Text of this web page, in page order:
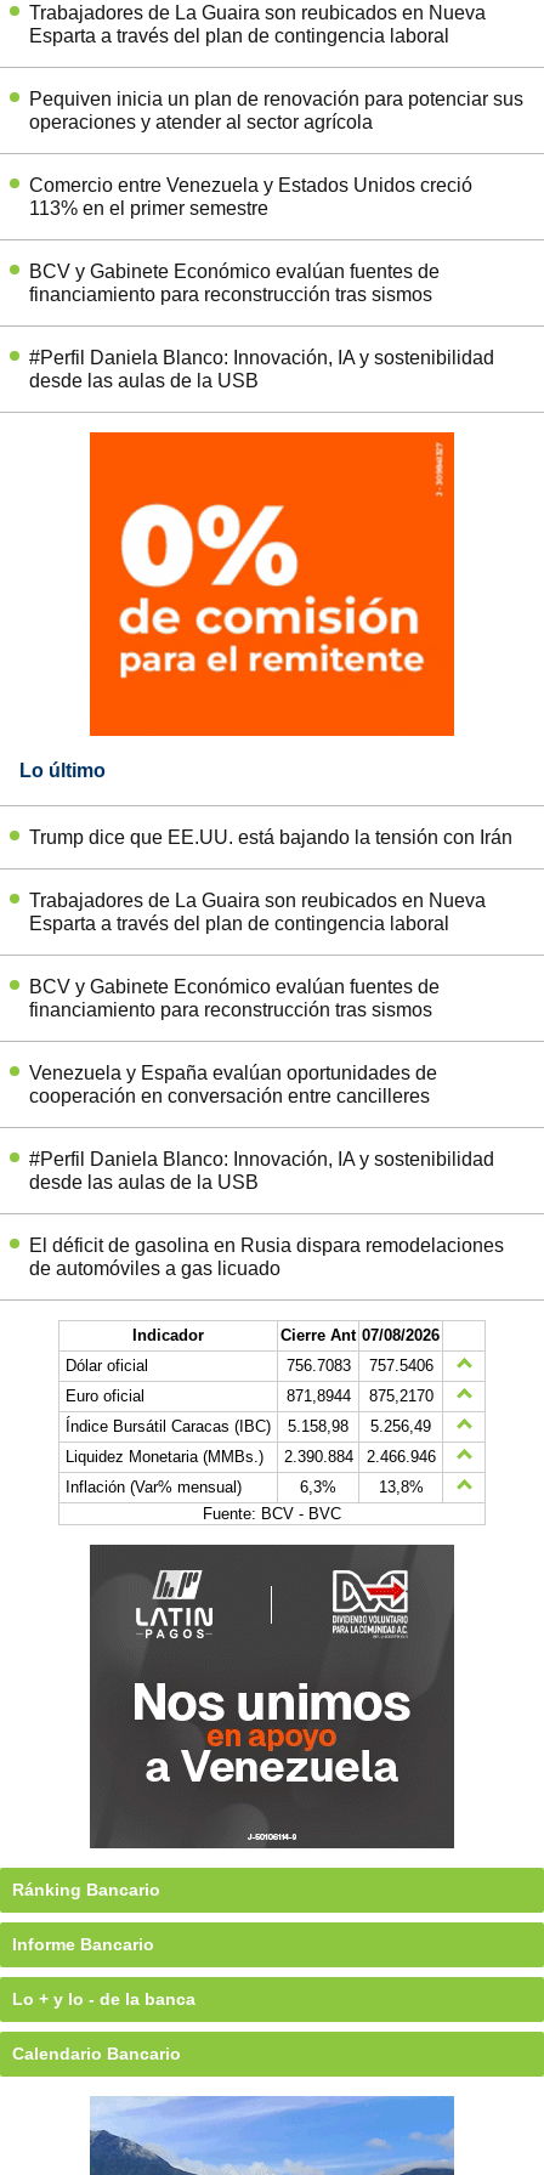
Trabajadores de La Guaira son reubicados en Nueva
Esparta a través del plan de contingencia laboral
Pequiven inicia un plan de renovación para potenciar sus
operaciones y atender al sector agrícola
Comercio entre Venezuela y Estados Unidos creció
113% en el primer semestre
BCV y Gabinete Económico evalúan fuentes de
financiamiento para reconstrucción tras sismos
#Perfil Daniela Blanco: Innovación, IA y sostenibilidad
desde las aulas de la USB
Lo último
Trump dice que EE.UU. está bajando la tensión con Irán
Trabajadores de La Guaira son reubicados en Nueva
Esparta a través del plan de contingencia laboral
BCV y Gabinete Económico evalúan fuentes de
financiamiento para reconstrucción tras sismos
Venezuela y España evalúan oportunidades de
cooperación en conversación entre cancilleres
#Perfil Daniela Blanco: Innovación, IA y sostenibilidad
desde las aulas de la USB
El déficit de gasolina en Rusia dispara remodelaciones
de automóviles a gas licuado
Indicador Cierre Ant 07/08/2026
Dólar oficial
756.7083
757.5406
Euro oficial
871,8944
875,2170
Índice Bursátil Caracas (IBC)
5.158,98
5.256,49
Liquidez Monetaria (MMBs.)
2.390.884
2.466.946
Inflación (Var% mensual)
6,3%
13,8%
Fuente: BCV - BVC
Ránking Bancario
Informe Bancario
Lo + y lo - de la banca
Calendario Bancario